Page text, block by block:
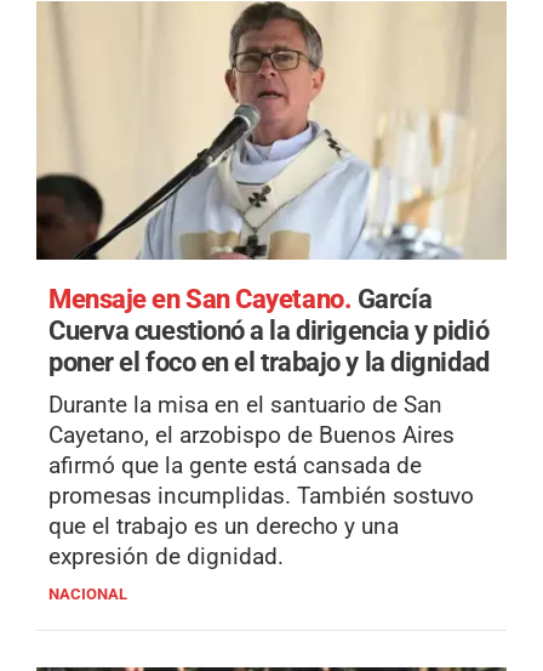
Mensaje en San Cayetano. García
Cuerva cuestionó a la dirigencia y pidió
poner el foco en el trabajo y la dignidad
Durante la misa en el santuario de San
Cayetano, el arzobispo de Buenos Aires
afirmó que la gente está cansada de
promesas incumplidas. También sostuvo
que el trabajo es un derecho y una
expresión de dignidad.
NACIONAL